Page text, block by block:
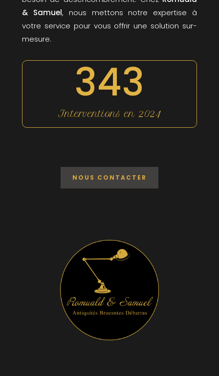
& Samuel, nous mettons notre expertise à
votre service pour vous offrir une solution sur-
mesure.
343
Interventions en 2024
NOUS CONTACTER